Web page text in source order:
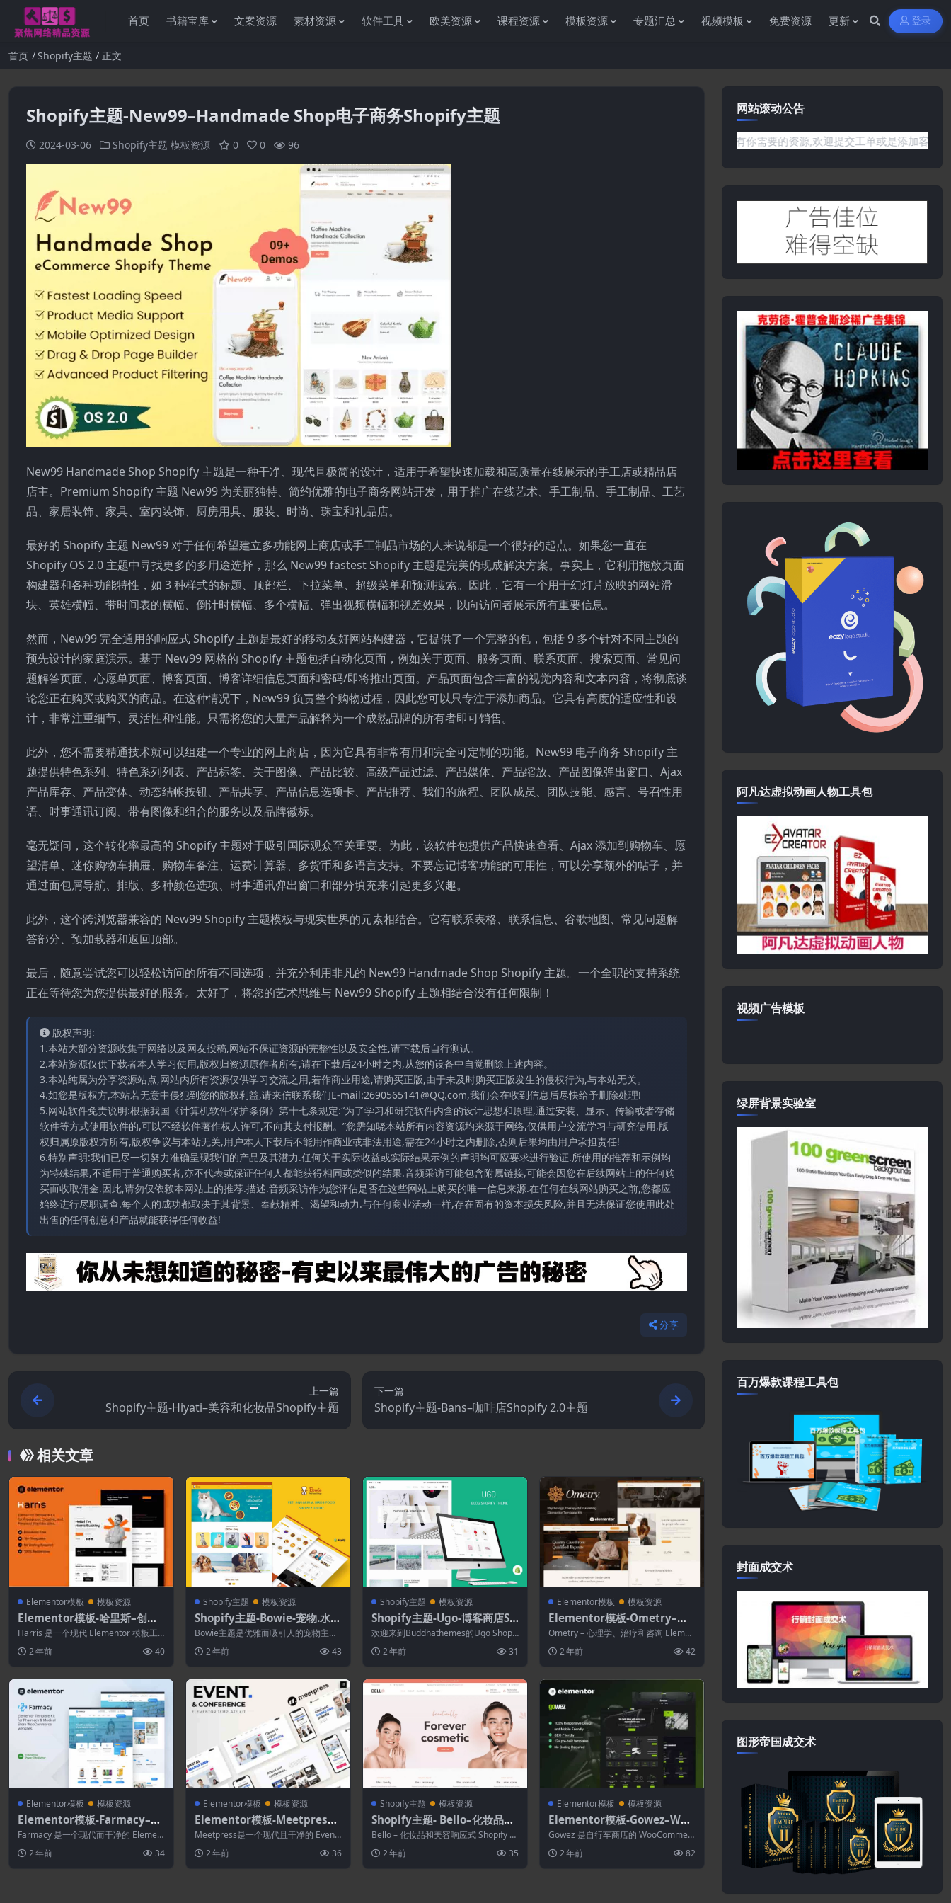
首页 书籍宝库 文案资源 素材资源 软件工具 欧美资源 课程资源 模板资源 专题汇总 视频模板 免费资源 更新 登录
首页 Shopify主题 正文
Shopify主题-New99–Handmade Shop电子商务Shopify主题
2024-03-06 Shopify主题 模板资源 0 0 96
New99 Handmade Shop Shopify 主题是一种干净、现代且极简的设计，适用于希望快速加载和高质量在线展示的手工店或精品店
店主。Premium Shopify 主题 New99 为美丽独特、简约优雅的电子商务网站开发，用于推广在线艺术、手工制品、手工制品、工艺
品、家居装饰、家具、室内装饰、厨房用具、服装、时尚、珠宝和礼品店。
最好的 Shopify 主题 New99 对于任何希望建立多功能网上商店或手工制品市场的人来说都是一个很好的起点。如果您一直在
Shopify OS 2.0 主题中寻找更多的多用途选择，那么 New99 fastest Shopify 主题是完美的现成解决方案。事实上，它利用拖放页面
构建器和各种功能特性，如 3 种样式的标题、顶部栏、下拉菜单、超级菜单和预测搜索。因此，它有一个用于幻灯片放映的网站滑
块、英雄横幅、带时间表的横幅、倒计时横幅、多个横幅、弹出视频横幅和视差效果，以向访问者展示所有重要信息。
然而，New99 完全通用的响应式 Shopify 主题是最好的移动友好网站构建器，它提供了一个完整的包，包括 9 多个针对不同主题的
预先设计的家庭演示。基于 New99 网格的 Shopify 主题包括自动化页面，例如关于页面、服务页面、联系页面、搜索页面、常见问
题解答页面、心愿单页面、博客页面、博客详细信息页面和密码/即将推出页面。产品页面包含丰富的视觉内容和文本内容，将彻底谈
论您正在购买或购买的商品。在这种情况下，New99 负责整个购物过程，因此您可以只专注于添加商品。它具有高度的适应性和设
计，非常注重细节、灵活性和性能。只需将您的大量产品解释为一个成熟品牌的所有者即可销售。
此外，您不需要精通技术就可以组建一个专业的网上商店，因为它具有非常有用和完全可定制的功能。New99 电子商务 Shopify 主
题提供特色系列、特色系列列表、产品标签、关于图像、产品比较、高级产品过滤、产品媒体、产品缩放、产品图像弹出窗口、Ajax
产品库存、产品变体、动态结帐按钮、产品共享、产品信息选项卡、产品推荐、我们的旅程、团队成员、团队技能、感言、号召性用
语、时事通讯订阅、带有图像和组合的服务以及品牌徽标。
毫无疑问，这个转化率最高的 Shopify 主题对于吸引国际观众至关重要。为此，该软件包提供产品快速查看、Ajax 添加到购物车、愿
望清单、迷你购物车抽屉、购物车备注、运费计算器、多货币和多语言支持。不要忘记博客功能的可用性，可以分享额外的帖子，并
通过面包屑导航、排版、多种颜色选项、时事通讯弹出窗口和部分填充来引起更多兴趣。
此外，这个跨浏览器兼容的 New99 Shopify 主题模板与现实世界的元素相结合。它有联系表格、联系信息、谷歌地图、常见问题解
答部分、预加载器和返回顶部。
最后，随意尝试您可以轻松访问的所有不同选项，并充分利用非凡的 New99 Handmade Shop Shopify 主题。一个全职的支持系统
正在等待您为您提供最好的服务。太好了，将您的艺术思维与 New99 Shopify 主题相结合没有任何限制！
版权声明:
1.本站大部分资源收集于网络以及网友投稿,网站不保证资源的完整性以及安全性,请下载后自行测试。
2.本站资源仅供下载者本人学习使用,版权归资源原作者所有,请在下载后24小时之内,从您的设备中自觉删除上述内容。
3.本站纯属为分享资源站点,网站内所有资源仅供学习交流之用,若作商业用途,请购买正版,由于未及时购买正版发生的侵权行为,与本站无关。
4.如您是版权方,本站若无意中侵犯到您的版权利益,请来信联系我们E-mail:2690565141@QQ.com,我们会在收到信息后尽快给予删除处理!
5.网站软件免责说明:根据我国《计算机软件保护条例》第十七条规定:“为了学习和研究软件内含的设计思想和原理,通过安装、显示、传输或者存储
软件等方式使用软件的,可以不经软件著作权人许可,不向其支付报酬。”您需知晓本站所有内容资源均来源于网络,仅供用户交流学习与研究使用,版
权归属原版权方所有,版权争议与本站无关,用户本人下载后不能用作商业或非法用途,需在24小时之内删除,否则后果均由用户承担责任!
6.特别声明:我们已尽一切努力准确呈现我们的产品及其潜力.任何关于实际收益或实际结果示例的声明均可应要求进行验证.所使用的推荐和示例均
为特殊结果,不适用于普通购买者,亦不代表或保证任何人都能获得相同或类似的结果.音频采访可能包含附属链接,可能会因您在后续网站上的任何购
买而收取佣金.因此,请勿仅依赖本网站上的推荐.描述.音频采访作为您评估是否在这些网站上购买的唯一信息来源.在任何在线网站购买之前,您都应
始终进行尽职调查.每个人的成功都取决于其背景、奉献精神、渴望和动力.与任何商业活动一样,存在固有的资本损失风险,并且无法保证您使用此处
出售的任何创意和产品就能获得任何收益!
分享
上一篇
Shopify主题-Hiyati–美容和化妆品Shopify主题
下一篇
Shopify主题-Bans–咖啡店Shopify 2.0主题
相关文章
Elementor模板 模板资源
Elementor模板-哈里斯–创意
和个人投资组合Elementor模
板工具包
Harris 是一个现代 Elementor 模板工
2 年前 40
Shopify主题 模板资源
Shopify主题-Bowie-宠物.水族
馆.鸟类食品.现场Shopify主题
Bowie主题是优雅而吸引人的宠物主
幼犬，小猫...
2 年前 43
Shopify主题 模板资源
Shopify主题-Ugo-博客商店Sh
opify主题
欢迎来到Buddhathemes的Ugo Shopif
2 年前 31
Elementor模板 模板资源
Elementor模板-Ometry–心
理治疗和咨询Elementor模板
套件
Ometry – 心理学、治疗和咨询 Elemen
2 年前 42
Elementor模板 模板资源
Elementor模板-Farmacy–药
房和医疗商店Elementor模板
套件
Farmacy 是一个现代而干净的 Element
2 年前 34
Elementor模板 模板资源
Elementor模板-Meetpress–
活动和会议Elementor模板套
件
Meetpress是一个现代且干净的 Event
2 年前 36
Shopify主题 模板资源
Shopify主题- Bello–化妆品和
美容响应式Shopify主题
Bello – 化妆品和美容响应式 Shopify 主
2 年前 35
Elementor模板 模板资源
Elementor模板-Gowez–Woo
Commerce自行车商店和自行
车服务
Gowez 是自行车商店的 WooCommerc
2 年前 82
网站滚动公告
感谢您访问资源杂货铺获取各种信息资源!如果遇到任何问题或是网站没有你需要的资源,欢迎提交工单或是添加客服微信
阿凡达虚拟动画人物工具包
视频广告模板
绿屏背景实验室
百万爆款课程工具包
封面成交术
图形帝国成交术